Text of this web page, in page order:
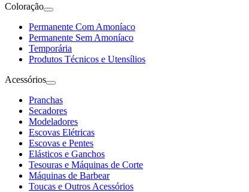
Coloração
Permanente Com Amoníaco
Permanente Sem Amoníaco
Temporária
Produtos Técnicos e Utensílios
Acessórios
Pranchas
Secadores
Modeladores
Escovas Elétricas
Escovas e Pentes
Elásticos e Ganchos
Tesouras e Máquinas de Corte
Máquinas de Barbear
Toucas e Outros Acessórios